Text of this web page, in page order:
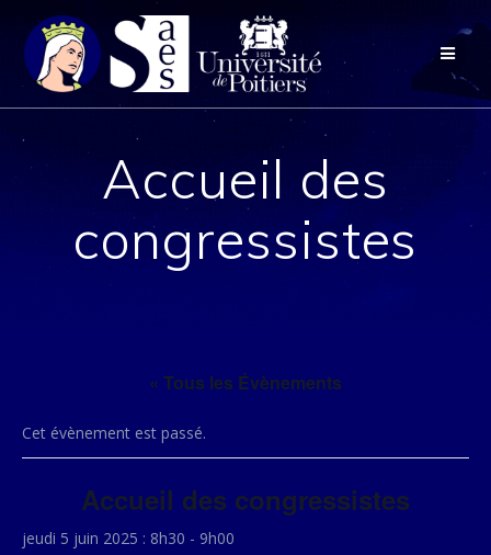
Passer
au
contenu
Accueil des
congressistes
« Tous les Évènements
Cet évènement est passé.
Accueil des congressistes
jeudi 5 juin 2025 : 8h30 - 9h00